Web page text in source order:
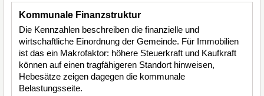
Kommunale Finanzstruktur
Die Kennzahlen beschreiben die finanzielle und
wirtschaftliche Einordnung der Gemeinde. Für Immobilien
ist das ein Makrofaktor: höhere Steuerkraft und Kaufkraft
können auf einen tragfähigeren Standort hinweisen,
Hebesätze zeigen dagegen die kommunale
Belastungsseite.